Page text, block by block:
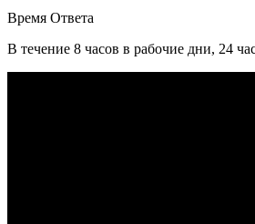
Время Ответа
В течение 8 часов в рабочие дни, 24